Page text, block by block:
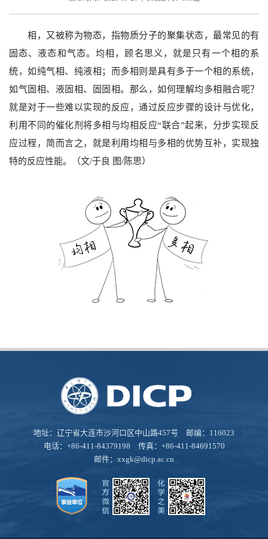
相，又被称为物态，指物质分子的聚集状态，最常见的有
固态、液态和气态。均相，顾名思义，就是只有一个相的系
统，如纯气相、纯液相；而多相则是具有多于一个相的系统，
如气固相、液固相、固固相。那么，如何理解均多相融合呢？
就是对于一些难以实现的反应，通过反应步骤的设计与优化，
利用不同的催化剂将多相与均相反应“联合”起来，分步实现反
应过程，简而言之，就是利用均相与多相的优势互补，实现独
特的反应性能。（文/于良 图/陈思）
地址：辽宁省大连市沙河口区中山路457号 邮编：116023
电话：+86-411-84379198 传真：+86-411-84691570
邮件： xxgk@dicp.ac.cn